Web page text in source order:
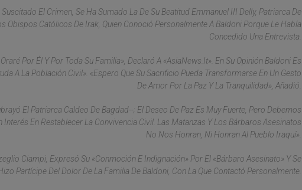
El Crimen, Se Ha Sumado La De Su Beatitud Emmanuel III Delly, Patriarca De
Obispos Católicos De Irak, Quien Conoció Personalmente A Baldoni Porque Le Había
Concedido Una Entrevista.
Por Él Y Por Toda Su Familia», Declaró A «AsiaNews.it». En Su Opinión Baldoni Es
A La Población Civil». «Espero Que Su Sacrificio Pueda Transformarse En Un Gesto
De Amor Por La Paz Y La Tranquilidad», Añadió.
El Patriarca Caldeo De Bagdad--; El Deseo De Paz Es Muy Fuerte, Pero Debemos
En Restablecer La Convivencia Civil. Las Matanzas Y Los Bárbaros Asesinatos
No Nos Honran, Ni Honran Al Pueblo Iraquí».
Ciampi, Expresó Su «conmoción E Indignación» Por El «bárbaro Asesinato» Y Se
Partícipe Del Dolor De La Familia De Baldoni, Con La Que Contactó Personalmente.